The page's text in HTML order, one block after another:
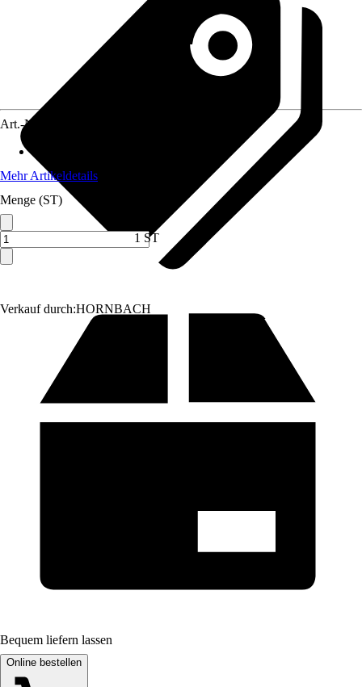
Verkauf durch:HORNBACH
Art.-Nr.
Mehr Artikeldetails
Menge (ST)
1 ST
Bequem liefern lassen
Online bestellen